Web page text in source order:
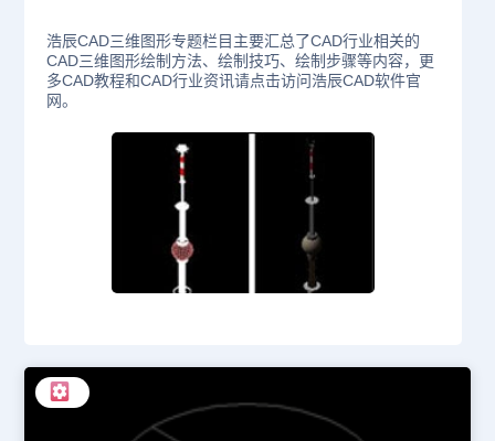
浩辰CAD三维图形专题栏目主要汇总了CAD行业相关的
CAD三维图形绘制方法、绘制技巧、绘制步骤等内容，更
多CAD教程和CAD行业资讯请点击访问浩辰CAD软件官
网。